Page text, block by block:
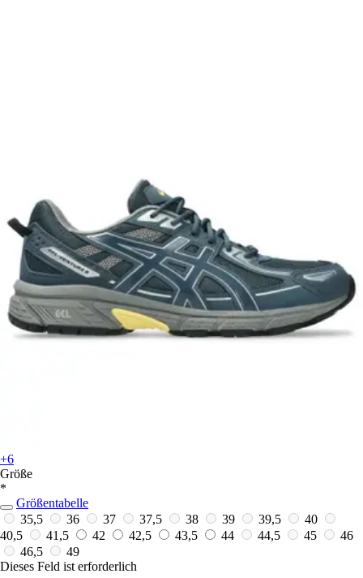
+6
Größe
*
Größentabelle
35,5
36 37 37,5 38 39 39,5
40
40,5
41,5 42 42,5 43,5 44 44,5 45
46
46,5
49
Dieses Feld ist erforderlich